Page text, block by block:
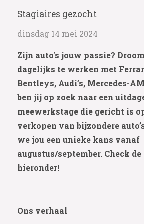
Stagiaires gezocht
dinsdag 14 mei 2024
Zijn auto's jouw passie?
dagelijks te werken met
Bentleys, Audi’s, Mercedes-
ben jij op zoek naar een
meewerkstage die gericht is
verkopen van bijzondere
we jou een unieke kans vanaf
augustus/september. Check
hieronder!
Ons verhaal